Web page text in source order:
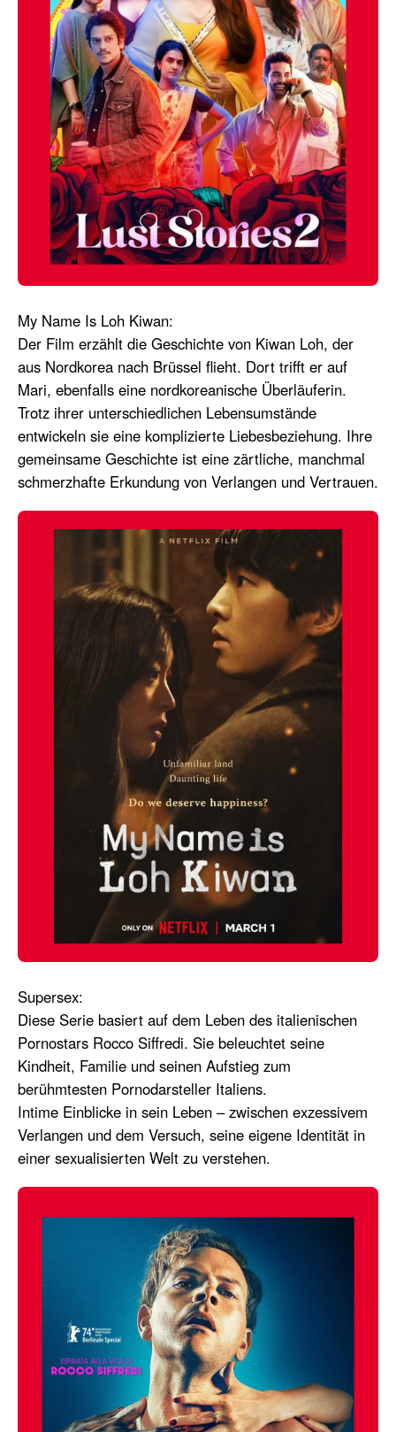
My Name Is Loh Kiwan:
Der Film erzählt die Geschichte von Kiwan Loh, der
aus Nordkorea nach Brüssel flieht. Dort trifft er auf
Mari, ebenfalls eine nordkoreanische Überläuferin.
Trotz ihrer unterschiedlichen Lebensumstände
entwickeln sie eine komplizierte Liebesbeziehung. Ihre
gemeinsame Geschichte ist eine zärtliche, manchmal
schmerzhafte Erkundung von Verlangen und Vertrauen.
Supersex:
Diese Serie basiert auf dem Leben des italienischen
Pornostars Rocco Siffredi. Sie beleuchtet seine
Kindheit, Familie und seinen Aufstieg zum
berühmtesten Pornodarsteller Italiens.
Intime Einblicke in sein Leben – zwischen exzessivem
Verlangen und dem Versuch, seine eigene Identität in
einer sexualisierten Welt zu verstehen.